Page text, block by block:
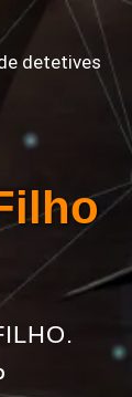
detetives